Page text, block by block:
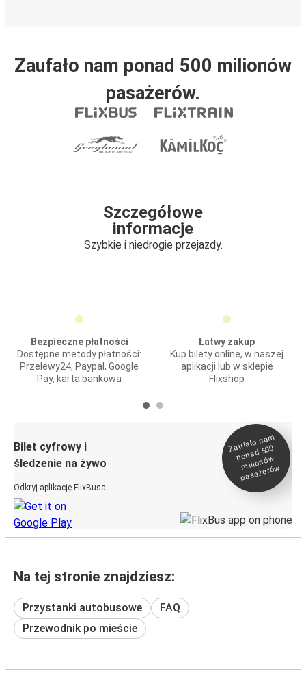
Zaufało nam ponad 500 milionów
pasażerów.
Szczegółowe
informacje
Szybkie i niedrogie przejazdy.
Bezpieczne płatności
Dostępne metody płatności:
Przelewy24, Paypal, Google
Pay, karta bankowa
Łatwy zakup
Kup bilety online, w naszej
aplikacji lub w sklepie
Flixshop
Bilet cyfrowy i
śledzenie na żywo
Odkryj aplikację FlixBusa
Zaufało na
m
ponad 500
milionó
w
pasażeró
w
Na tej stronie znajdziesz:
Przystanki autobusowe
FAQ
Przewodnik po mieście